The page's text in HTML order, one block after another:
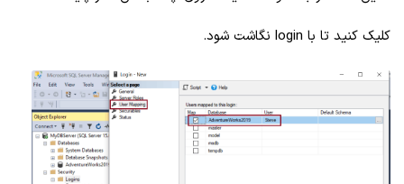
کلیک کنید تا با login نگاشت شود.